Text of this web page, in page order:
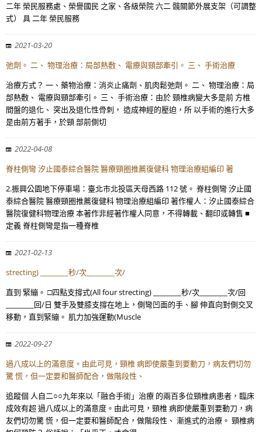
二年 榮民服務處、榮譽國民 之家、各級榮院 六二 髖關節外展支架（可調整
式） 具 二年 榮民服務
2021-03-20
弛劑。 二、 物理治療：局部熱敷、 電療與頸部牽引。 三、 手術治療
治療方式？ 一、藥物治療：消炎止痛劑、肌肉鬆弛劑。 二、 物理治療：局
部熱敷、 電療與頸部牽引。 三、 手術治療：由於 頸椎病變大多是前 方椎
間盤的退化、 突出及退化性骨刺， 造成神經的壓迫，所 以手術的進行大多
是由前方著手，於頸 部前側切
2022-04-08
脊柱側彎 汐止國泰綜合醫院 醫療頸圈推薦復健科 物理治療組編印 著
2.振興公園地下停車場：臺北市北投區天母西路 112 號。 脊柱側彎 汐止國
泰綜合醫院 醫療頸圈推薦復健科 物理治療組編印 著作權人：汐止國泰綜合
醫院復健科物理治療 本著作非經著作權人同意，不得轉載、翻印或轉售 ■
定義 脊柱側彎是指一種脊椎
2021-02-13
strecting) ________秒/次________次/
直到 緊繃。 □四點支撐式(All four strecting) ________秒/次________次/回
________回/日 雙手及雙膝支撐在地上，側彎凹面的手、腳 伸直向對側交叉
移動，直到緊繃。 肌力加強運動(Muscle
2022-09-27
過八成以上的滿意度。由此可見，頸椎 病即使嚴重到要動刀，病友們切勿
驚 慌，但一定要和醫師配合，做階段性、
追蹤個 人自二○○九年來以「融合手術」治療 的兩百多位頸椎病患者，臨床
成效有超 過八成以上的滿意度。由此可見，頸椎 病即使嚴重到要動刀，病
友們切勿驚 慌，但一定要和醫師配合，做階段性、 漸進式的治療。 頸椎病